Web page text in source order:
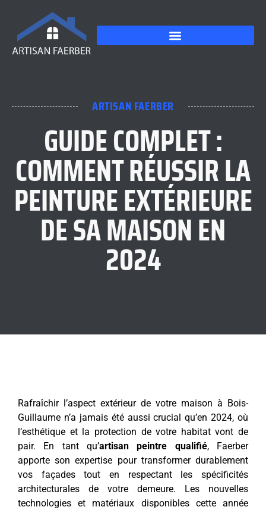
ARTISAN FAERBER
GUIDE COMPLET :
COMMENT RÉUSSIR LA
PEINTURE EXTÉRIEURE
DE SA MAISON EN
2024
Rafraîchir l’aspect extérieur de votre maison à Bois-
Guillaume n’a jamais été aussi crucial qu’en 2024, où
l’esthétique et la protection de votre habitat vont de
pair. En tant qu’artisan peintre qualifié, Faerber
apporte son expertise pour transformer durablement
vos façades tout en respectant les spécificités
architecturales de votre demeure. Les nouvelles
technologies et matériaux disponibles cette année